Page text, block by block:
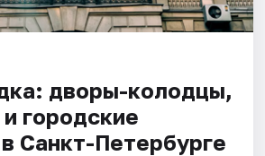
дворы-колодцы,
городские
Санкт-Петербурге